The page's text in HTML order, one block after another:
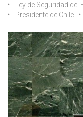
Ley de Seguridad
Presidente de Chile